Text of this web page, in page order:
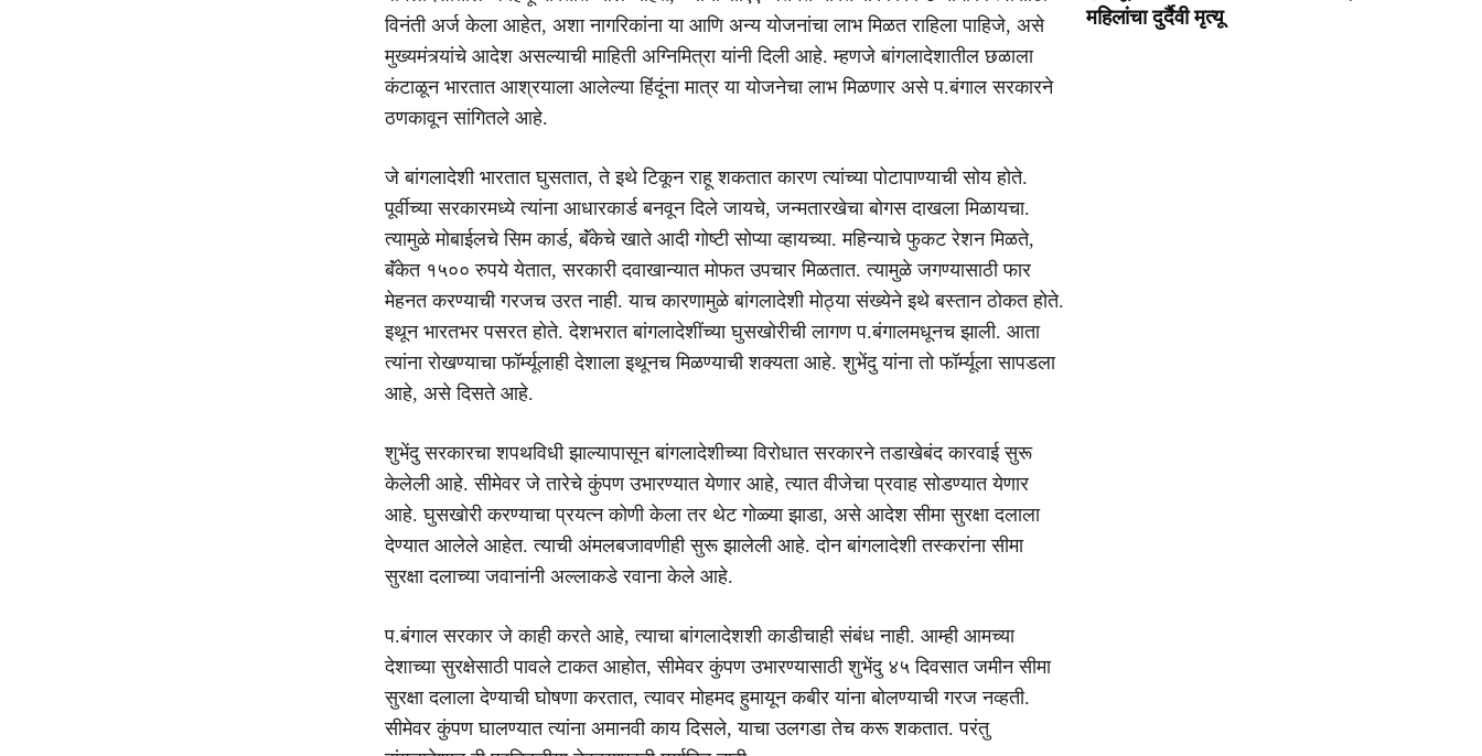
विनंती अर्ज केला आहेत, अशा नागरिकांना या आणि अन्य योजनांचा लाभ मिळत राहिला पाहिजे, असे
मुख्यमंत्र्यांचे आदेश असल्याची माहिती अग्निमित्रा यांनी दिली आहे. म्हणजे बांगलादेशातील छळाला
कंटाळून भारतात आश्रयाला आलेल्या हिंदूंना मात्र या योजनेचा लाभ मिळणार असे प.बंगाल सरकारने
ठणकावून सांगितले आहे.
जे बांगलादेशी भारतात घुसतात, ते इथे टिकून राहू शकतात कारण त्यांच्या पोटापाण्याची सोय होते.
पूर्वीच्या सरकारमध्ये त्यांना आधारकार्ड बनवून दिले जायचे, जन्मतारखेचा बोगस दाखला मिळायचा.
त्यामुळे मोबाईलचे सिम कार्ड, बॅंकेचे खाते आदी गोष्टी सोप्या व्हायच्या. महिन्याचे फुकट रेशन मिळते,
बॅंकेत १५०० रुपये येतात, सरकारी दवाखान्यात मोफत उपचार मिळतात. त्यामुळे जगण्यासाठी फार
मेहनत करण्याची गरजच उरत नाही. याच कारणामुळे बांगलादेशी मोठ्या संख्येने इथे बस्तान ठोकत होते.
इथून भारतभर पसरत होते. देशभरात बांगलादेशींच्या घुसखोरीची लागण प.बंगालमधूनच झाली. आता
त्यांना रोखण्याचा फॉर्म्यूलाही देशाला इथूनच मिळण्याची शक्यता आहे. शुभेंदु यांना तो फॉर्म्यूला सापडला
आहे, असे दिसते आहे.
शुभेंदु सरकारचा शपथविधी झाल्यापासून बांगलादेशीच्या विरोधात सरकारने तडाखेबंद कारवाई सुरू
केलेली आहे. सीमेवर जे तारेचे कुंपण उभारण्यात येणार आहे, त्यात वीजेचा प्रवाह सोडण्यात येणार
आहे. घुसखोरी करण्याचा प्रयत्न कोणी केला तर थेट गोळ्या झाडा, असे आदेश सीमा सुरक्षा दलाला
देण्यात आलेले आहेत. त्याची अंमलबजावणीही सुरू झालेली आहे. दोन बांगलादेशी तस्करांना सीमा
सुरक्षा दलाच्या जवानांनी अल्लाकडे रवाना केले आहे.
प.बंगाल सरकार जे काही करते आहे, त्याचा बांगलादेशशी काडीचाही संबंध नाही. आम्ही आमच्या
देशाच्या सुरक्षेसाठी पावले टाकत आहोत, सीमेवर कुंपण उभारण्यासाठी शुभेंदु ४५ दिवसात जमीन सीमा
सुरक्षा दलाला देण्याची घोषणा करतात, त्यावर मोहमद हुमायून कबीर यांना बोलण्याची गरज नव्हती.
सीमेवर कुंपण घालण्यात त्यांना अमानवी काय दिसले, याचा उलगडा तेच करू शकतात. परंतु
महिलांचा दुर्दैवी मृत्यू